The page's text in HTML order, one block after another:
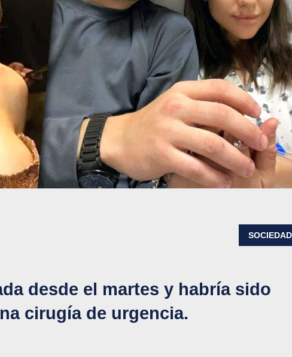
SOCIEDAD
desde el martes y habría sido
cirugía de urgencia.